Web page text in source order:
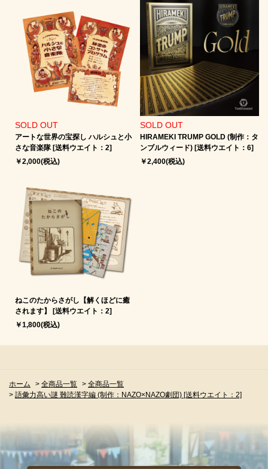
SOLD OUT
アートな世界の宝探し ハルシュと小
さな音楽隊 [送料ウエイト：2]
￥2,000(税込)
SOLD OUT
HIRAMEKI TRUMP GOLD (制作：タ
ンブルウィード) [送料ウエイト：6]
￥2,400(税込)
ねこのたからさがし【解くほどに癒
されます】 [送料ウエイト：2]
￥1,800(税込)
ホーム > 全商品一覧 > 全商品一覧
> 語彙力高い謎 難読漢字編 (制作：NAZO×NAZO劇団) [送料ウエイト：2]